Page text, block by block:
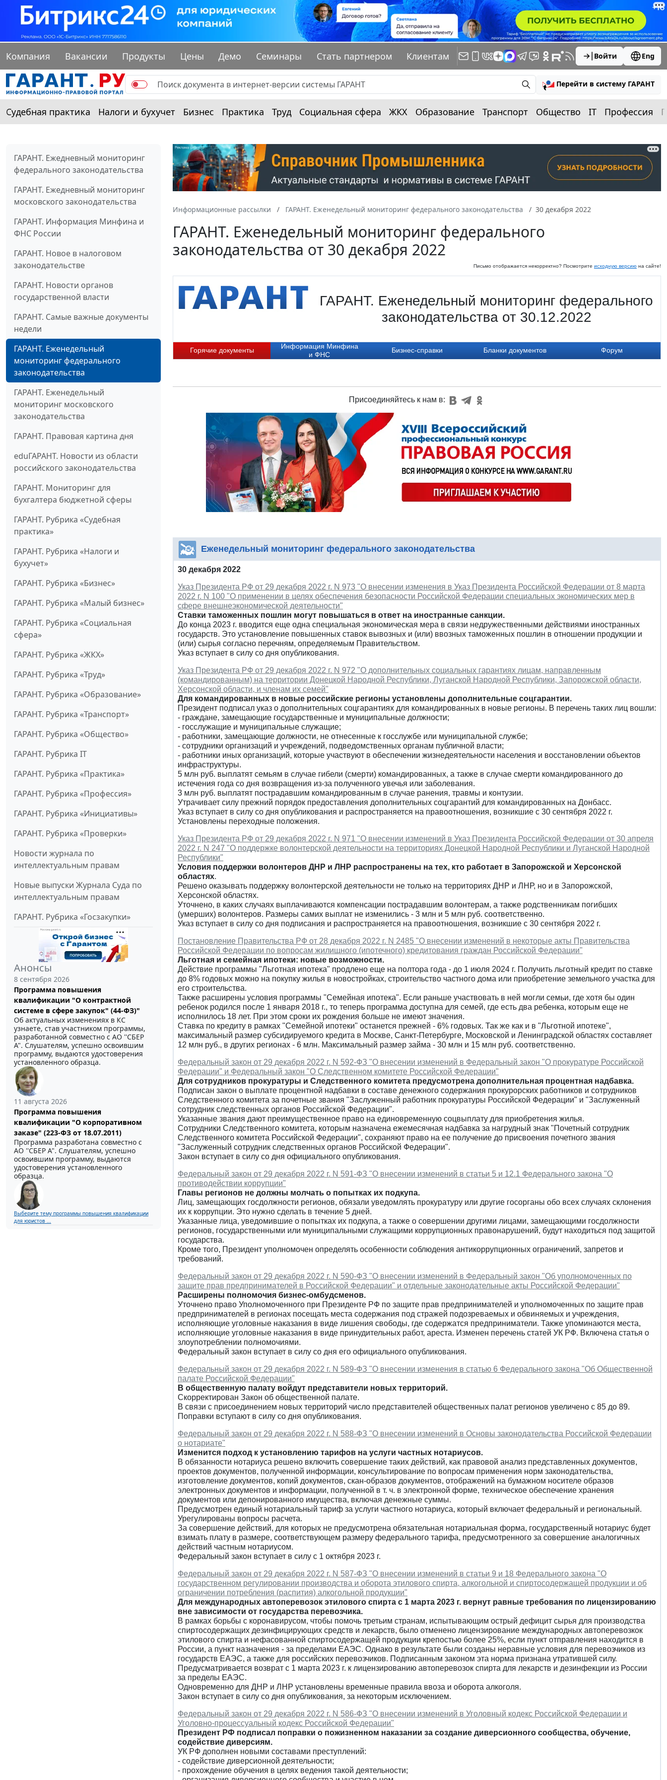
Компания Вакансии Продукты Цены Демо Семинары Стать партнером Клиентам Войти Eng
Перейти в систему ГАРАНТ
Судебная практика Налоги и бухучет Бизнес Практика Труд Социальная сфера ЖКХ Образование Транспорт Общество IT Профессия
ГАРАНТ. Ежедневный мониторинг
федерального законодательства
ГАРАНТ. Ежедневный мониторинг
московского законодательства
ГАРАНТ. Информация Минфина и
ФНС России
ГАРАНТ. Новое в налоговом
законодательстве
ГАРАНТ. Новости органов
государственной власти
ГАРАНТ. Самые важные документы
недели
ГАРАНТ. Еженедельный
мониторинг федерального
законодательства
ГАРАНТ. Еженедельный
мониторинг московского
законодательства
ГАРАНТ. Правовая картина дня
eduГАРАНТ. Новости из области
российского законодательства
ГАРАНТ. Мониторинг для
бухгалтера бюджетной сферы
ГАРАНТ. Рубрика «Судебная
практика»
ГАРАНТ. Рубрика «Налоги и
бухучет»
ГАРАНТ. Рубрика «Бизнес»
ГАРАНТ. Рубрика «Малый бизнес»
ГАРАНТ. Рубрика «Социальная
сфера»
ГАРАНТ. Рубрика «ЖКХ»
ГАРАНТ. Рубрика «Труд»
ГАРАНТ. Рубрика «Образование»
ГАРАНТ. Рубрика «Транспорт»
ГАРАНТ. Рубрика «Общество»
ГАРАНТ. Рубрика IT
ГАРАНТ. Рубрика «Практика»
ГАРАНТ. Рубрика «Профессия»
ГАРАНТ. Рубрика «Инициативы»
ГАРАНТ. Рубрика «Проверки»
Новости журнала по
интеллектуальным правам
Новые выпуски Журнала Суда по
интеллектуальным правам
ГАРАНТ. Рубрика «Госзакупки»
Анонсы
8 сентября 2026
Программа повышения
квалификации "О контрактной
системе в сфере закупок" (44-ФЗ)"
Об актуальных изменениях в КС
узнаете, став участником программы,
разработанной совместно с АО ''СБЕР
А". Слушателям, успешно освоившим
программу, выдаются удостоверения
установленного образца.
11 августа 2026
Программа повышения
квалификации "О корпоративном
заказе" (223-ФЗ от 18.07.2011)
Программа разработана совместно с
АО ''СБЕР А". Слушателям, успешно
освоившим программу, выдаются
удостоверения установленного
образца.
Выберите тему программы повышения квалификации
для юристов ...
Информационные рассылки ГАРАНТ. Еженедельный мониторинг федерального законодательства 30 декабря 2022
ГАРАНТ. Еженедельный мониторинг федерального
законодательства от 30 декабря 2022
Письмо отображается некорректно? Посмотрите исходную версию на сайте!
ГАРАНТ. Еженедельный мониторинг федерального
законодательства от 30.12.2022
Горячие документы
Информация Минфина
и ФНС
Бизнес-справки Бланки документов Форум
Присоединяйтесь к нам в:
Еженедельный мониторинг федерального законодательства
30 декабря 2022
Указ Президента РФ от 29 декабря 2022 г. N 973 "О внесении изменения в Указ Президента Российской Федерации от 8 марта
2022 г. N 100 "О применении в целях обеспечения безопасности Российской Федерации специальных экономических мер в
сфере внешнеэкономической деятельности"
Ставки таможенных пошлин могут повышаться в ответ на иностранные санкции.
До конца 2023 г. вводится еще одна специальная экономическая мера в связи недружественными действиями иностранных
государств. Это установление повышенных ставок вывозных и (или) ввозных таможенных пошлин в отношении продукции и
(или) сырья согласно перечням, определяемым Правительством.
Указ вступает в силу со дня опубликования.
Указ Президента РФ от 29 декабря 2022 г. N 972 "О дополнительных социальных гарантиях лицам, направленным
(командированным) на территории Донецкой Народной Республики, Луганской Народной Республики, Запорожской области,
Херсонской области, и членам их семей"
Для командированных в новые российские регионы установлены дополнительные соцгарантии.
Президент подписал указ о дополнительных соцгарантиях для командированных в новые регионы. В перечень таких лиц вошли:
- граждане, замещающие государственные и муниципальные должности;
- госслужащие и муниципальные служащие;
- работники, замещающие должности, не отнесенные к госслужбе или муниципальной службе;
- сотрудники организаций и учреждений, подведомственных органам публичной власти;
- работники иных организаций, которые участвуют в обеспечении жизнедеятельности населения и восстановлении объектов
инфраструктуры.
5 млн руб. выплатят семьям в случае гибели (смерти) командированных, а также в случае смерти командированного до
истечения года со дня возвращения из-за полученного увечья или заболевания.
3 млн руб. выплатят пострадавшим командированным в случае ранения, травмы и контузии.
Утрачивает силу прежний порядок предоставления дополнительных соцгарантий для командированных на Донбасс.
Указ вступает в силу со дня опубликования и распространяется на правоотношения, возникшие с 30 сентября 2022 г.
Установлены переходные положения.
Указ Президента РФ от 29 декабря 2022 г. N 971 "О внесении изменений в Указ Президента Российской Федерации от 30 апреля
2022 г. N 247 "О поддержке волонтерской деятельности на территориях Донецкой Народной Республики и Луганской Народной
Республики"
Условия поддержки волонтеров ДНР и ЛНР распространены на тех, кто работает в Запорожской и Херсонской
областях.
Решено оказывать поддержку волонтерской деятельности не только на территориях ДНР и ЛНР, но и в Запорожской,
Херсонской областях.
Уточнено, в каких случаях выплачиваются компенсации пострадавшим волонтерам, а также родственникам погибших
(умерших) волонтеров. Размеры самих выплат не изменились - 3 млн и 5 млн руб. соответственно.
Указ вступает в силу со дня подписания и распространяется на правоотношения, возникшие с 30 сентября 2022 г.
Постановление Правительства РФ от 28 декабря 2022 г. N 2485 "О внесении изменений в некоторые акты Правительства
Российской Федерации по вопросам жилищного (ипотечного) кредитования граждан Российской Федерации"
Льготная и семейная ипотеки: новые возможности.
Действие программы "Льготная ипотека" продлено еще на полтора года - до 1 июля 2024 г. Получить льготный кредит по ставке
до 8% годовых можно на покупку жилья в новостройках, строительство частного дома или приобретение земельного участка для
его строительства.
Также расширены условия программы "Семейная ипотека". Если раньше участвовать в ней могли семьи, где хотя бы один
ребенок родился после 1 января 2018 г., то теперь программа доступна для семей, где есть два ребенка, которым еще не
исполнилось 18 лет. При этом сроки их рождения больше не имеют значения.
Ставка по кредиту в рамках "Семейной ипотеки" останется прежней - 6% годовых. Так же как и в "Льготной ипотеке",
максимальный размер субсидируемого кредита в Москве, Санкт-Петербурге, Московской и Ленинградской областях составляет
12 млн руб., в других регионах - 6 млн. Максимальный размер займа - 30 млн и 15 млн руб. соответственно.
Федеральный закон от 29 декабря 2022 г. N 592-ФЗ "О внесении изменений в Федеральный закон "О прокуратуре Российской
Федерации" и Федеральный закон "О Следственном комитете Российской Федерации"
Для сотрудников прокуратуры и Следственного комитета предусмотрена дополнительная процентная надбавка.
Подписан закон о выплате процентной надбавки в составе денежного содержания прокурорских работников и сотрудников
Следственного комитета за почетные звания "Заслуженный работник прокуратуры Российской Федерации" и "Заслуженный
сотрудник следственных органов Российской Федерации".
Указанные звания дают преимущественное право на единовременную соцвыплату для приобретения жилья.
Сотрудники Следственного комитета, которым назначена ежемесячная надбавка за нагрудный знак "Почетный сотрудник
Следственного комитета Российской Федерации", сохраняют право на ее получение до присвоения почетного звания
"Заслуженный сотрудник следственных органов Российской Федерации".
Закон вступает в силу со дня официального опубликования.
Федеральный закон от 29 декабря 2022 г. N 591-ФЗ "О внесении изменений в статьи 5 и 12.1 Федерального закона "О
противодействии коррупции"
Главы регионов не должны молчать о попытках их подкупа.
Лиц, замещающих госдолжности регионов, обязали уведомлять прокуратуру или другие госорганы обо всех случаях склонения
их к коррупции. Это нужно сделать в течение 5 дней.
Указанные лица, уведомившие о попытках их подкупа, а также о совершении другими лицами, замещающими госдолжности
регионов, государственными или муниципальными служащими коррупционных правонарушений, будут находиться под защитой
государства.
Кроме того, Президент уполномочен определять особенности соблюдения антикоррупционных ограничений, запретов и
требований.
Федеральный закон от 29 декабря 2022 г. N 590-ФЗ "О внесении изменений в Федеральный закон "Об уполномоченных по
защите прав предпринимателей в Российской Федерации" и отдельные законодательные акты Российской Федерации"
Расширены полномочия бизнес-омбудсменов.
Уточнено право Уполномоченного при Президенте РФ по защите прав предпринимателей и уполномоченных по защите прав
предпринимателей в регионах посещать места содержания под стражей подозреваемых и обвиняемых и учреждения,
исполняющие уголовные наказания в виде лишения свободы, где содержатся предприниматели. Также упоминаются места,
исполняющие уголовные наказания в виде принудительных работ, ареста. Изменен перечень статей УК РФ. Включена статья о
злоупотреблении полномочиями.
Федеральный закон вступает в силу со дня его официального опубликования.
Федеральный закон от 29 декабря 2022 г. N 589-ФЗ "О внесении изменения в статью 6 Федерального закона "Об Общественной
палате Российской Федерации"
В общественную палату войдут представители новых территорий.
Скорректирован Закон об общественной палате.
В связи с присоединением новых территорий число представителей общественных палат регионов увеличено с 85 до 89.
Поправки вступают в силу со дня опубликования.
Федеральный закон от 29 декабря 2022 г. N 588-ФЗ "О внесении изменений в Основы законодательства Российской Федерации
о нотариате"
Изменится подход к установлению тарифов на услуги частных нотариусов.
В обязанности нотариуса решено включить совершение таких действий, как правовой анализ представленных документов,
проектов документов, полученной информации, консультирование по вопросам применения норм законодательства,
изготовление документов, копий документов, скан-образов документов, отображений на бумажном носителе образов
электронных документов и информации, полученной в т. ч. в электронной форме, техническое обеспечение хранения
документов или депонированного имущества, включая денежные суммы.
Предусмотрен единый нотариальный тариф за услуги частного нотариуса, который включает федеральный и региональный.
Урегулированы вопросы расчета.
За совершение действий, для которых не предусмотрена обязательная нотариальная форма, государственный нотариус будет
взимать плату в размере, соответствующем размеру федерального тарифа, предусмотренного за совершение аналогичных
действий частным нотариусом.
Федеральный закон вступает в силу с 1 октября 2023 г.
Федеральный закон от 29 декабря 2022 г. N 587-ФЗ "О внесении изменений в статьи 9 и 18 Федерального закона "О
государственном регулировании производства и оборота этилового спирта, алкогольной и спиртосодержащей продукции и об
ограничении потребления (распития) алкогольной продукции"
Для международных автоперевозок этилового спирта с 1 марта 2023 г. вернут равные требования по лицензированию
вне зависимости от государства перевозчика.
В рамках борьбы с коронавирусом, чтобы помочь третьим странам, испытывающим острый дефицит сырья для производства
спиртосодержащих дезинфицирующих средств и лекарств, было отменено лицензирование международных автоперевозкок
этилового спирта и нефасованной спиртосодержащей продукции крепостью более 25%, если пункт отправления находится в
России, а пункт назначения - за пределами ЕАЭС. Однако в результате были созданы неравные условия для перевозчиков из
государств ЕАЭС, а также для российских перевозчиков. Подписанным законом эта норма признана утратившей силу.
Предусматривается возврат с 1 марта 2023 г. к лицензированию автоперевозок спирта для лекарств и дезинфекции из России
за пределы ЕАЭС.
Одновременно для ДНР и ЛНР установлены временные правила ввоза и оборота алкоголя.
Закон вступает в силу со дня опубликования, за некоторым исключением.
Федеральный закон от 29 декабря 2022 г. N 586-ФЗ "О внесении изменений в Уголовный кодекс Российской Федерации и
Уголовно-процессуальный кодекс Российской Федерации"
Президент РФ подписал поправки о пожизненном наказании за создание диверсионного сообщества, обучение,
содействие диверсиям.
УК РФ дополнен новыми составами преступлений:
- содействие диверсионной деятельности;
- прохождение обучения в целях ведения такой деятельности;